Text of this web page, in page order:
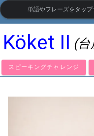
LanguageGuide.org
Köket II (台
スピーキングチャレンジ
単語やフレーズをタップ